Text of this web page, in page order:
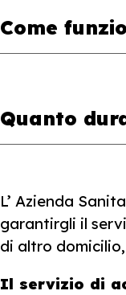
Come
Quanto
L’ Azienda
garantirgli il
di altro
Il servizio di